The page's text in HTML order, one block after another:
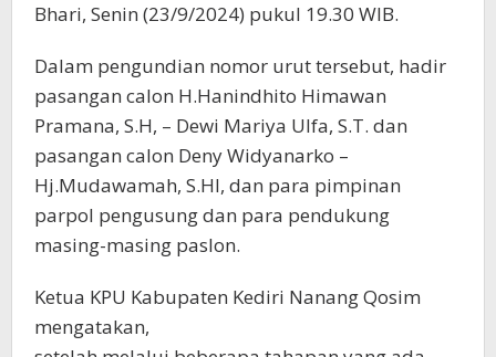
Bhari, Senin (23/9/2024) pukul 19.30 WIB.
Dalam pengundian nomor urut tersebut, hadir
pasangan calon H.Hanindhito Himawan
Pramana, S.H, – Dewi Mariya Ulfa, S.T. dan
pasangan calon Deny Widyanarko –
Hj.Mudawamah, S.HI, dan para pimpinan
parpol pengusung dan para pendukung
masing-masing paslon.
Ketua KPU Kabupaten Kediri Nanang Qosim
mengatakan,